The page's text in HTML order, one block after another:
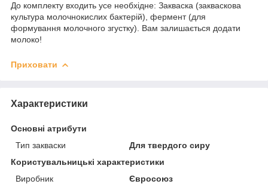
До комплекту входить усе необхідне: Закваска (закваскова
культура молочнокислих бактерій), фермент (для
формування молочного згустку). Вам залишається додати
молоко!
Приховати
Характеристики
Основні атрибути
Тип закваски
Для твердого сиру
Користувальницькі характеристики
Виробник
Євросоюз